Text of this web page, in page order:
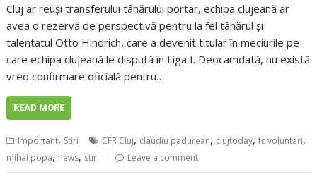
Cluj ar reuși transferului tânărului portar, echipa clujeană ar
avea o rezervă de perspectivă pentru la fel tânărul și
talentatul Otto Hindrich, care a devenit titular în meciurile pe
care echipa clujeană le dispută în Liga I. Deocamdată, nu există
vreo confirmare oficială pentru…
READ MORE
Important, Stiri CFR Cluj, claudiu padurean, clujtoday,fc voluntari,
mihai popa, news, stiri Leave a comment